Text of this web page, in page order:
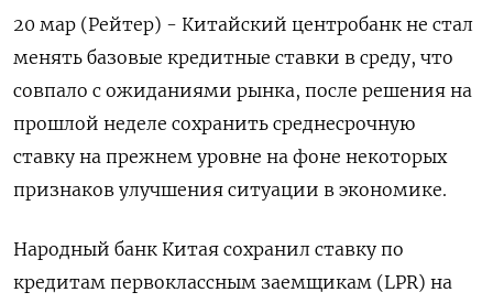
20 мар (Рейтер) - Китайский центробанк не стал
менять базовые кредитные ставки в среду, что
совпало с ожиданиями рынка, после решения на
прошлой неделе сохранить среднесрочную
ставку на прежнем уровне на фоне некоторых
признаков улучшения ситуации в экономике.
Народный банк Китая сохранил ставку по
кредитам первоклассным заемщикам (LPR) на